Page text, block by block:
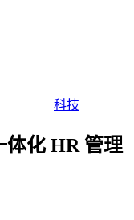
科技
体化 HR 管理